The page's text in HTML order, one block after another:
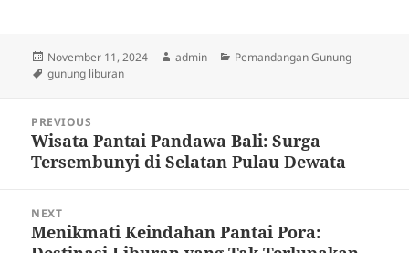
Posted
on
November 11, 2024 Author
admin Categories
Pemandangan Gunung
Tags
gunung liburan
navigation
PREVIOUS
Previous
post:
Wisata Pantai Pandawa Bali: Surga
Tersembunyi di Selatan Pulau Dewata
NEXT
Next
Menikmati Keindahan Pantai Pora: